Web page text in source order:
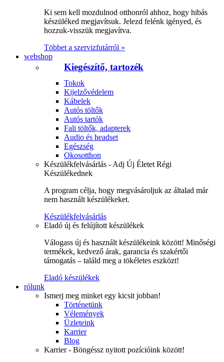
Ki sem kell mozdulnod otthonról ahhoz, hogy hibás
készüléked megjavítsuk. Jelezd felénk igényed, és
hozzuk-visszük megjavítva.
Többet a szervizfutárról »
webshop
Kiegészítő, tartozék
Tokok
Kijelzővédelem
Kábelek
Autós töltők
Autós tartók
Fali töltők, adapterek
Audio és headset
Egészség
Okosotthon
Készülékfelvásárlás - Adj Új Életet Régi
Készülékednek
A program célja, hogy megvásároljuk az általad már
nem használt készülékeket.
Készülékfelvásárlás
Eladó új és felújított készülékek
Válogass új és használt készülékeink között! Minőségi
termékek, kedvező árak, garancia és szakértői
támogatás – találd meg a tökéletes eszközt!
Eladó készülékek
rólunk
Ismerj meg minket egy kicsit jobban!
Történetünk
Vélemények
Üzleteink
Karrier
Blog
Karrier - Böngéssz nyitott pozícióink között!